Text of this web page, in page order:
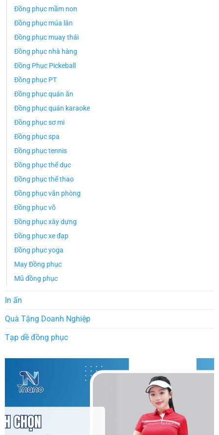
Đồng phục mầm non
Đồng phục múa lân
Đồng phục muay thái
Đồng phục nhà hàng
Đồng Phục Pickeball
Đồng phục PT
Đồng phục quán ăn
Đồng phục quán karaoke
Đồng phục sơ mi
Đồng phục spa
Đồng phục tennis
Đồng phục thể dục
Đồng phục thể thao
Đồng phục văn phòng
Đồng phục võ
Đồng phục xây dựng
Đồng phục xe đạp
Đồng phục yoga
May Đồng phục
Mũ đồng phục
In ấn
Quà Tặng Doanh Nghiệp
Tạp dề đồng phục